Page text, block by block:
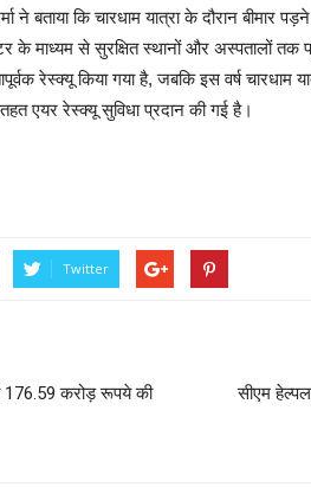
कि चारधाम यात्रा के दौरान बीमार
के माध्यम से सुरक्षित स्थानों और अस्पतालों तक
रेस्क्यू किया गया है, जबकि इस वर्ष चारधाम
एयर रेस्क्यू सुविधा प्रदान की गई है।
Twitter
176.59 करोड़ रूपये की
सीएम